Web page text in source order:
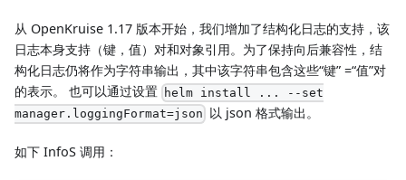
从 OpenKruise 1.17 版本开始，我们增加了结构化日志的支持，该
日志本身支持（键，值）对和对象引用。为了保持向后兼容性，结
构化日志仍将作为字符串输出，其中该字符串包含这些“键” =“值”对
的表示。 也可以通过设置 helm install ... --set
manager.loggingFormat=json 以 json 格式输出。
如下 InfoS 调用：